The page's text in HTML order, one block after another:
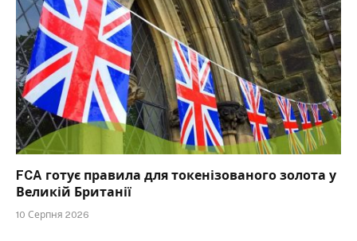
FCA готує правила для токенізованого золота у
Великій Британії
10 Серпня 2026